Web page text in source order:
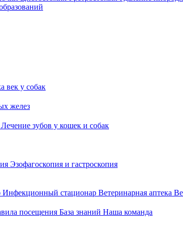
век у собак
желез
Лечение зубов у кошек и собак
Эзофагоскопия и гастроскопия
Инфекционный стационар Ветеринарная аптека
посещения База знаний Наша команда